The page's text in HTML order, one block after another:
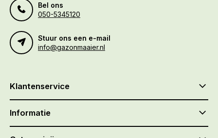
Bel ons
050-5345120
Stuur ons een e-mail
info@gazonmaaier.nl
Klantenservice
Informatie